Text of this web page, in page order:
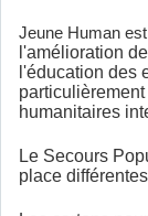
Jeune Human
l'amélioration
l'éducation des
humanitaires
Le Secours
place